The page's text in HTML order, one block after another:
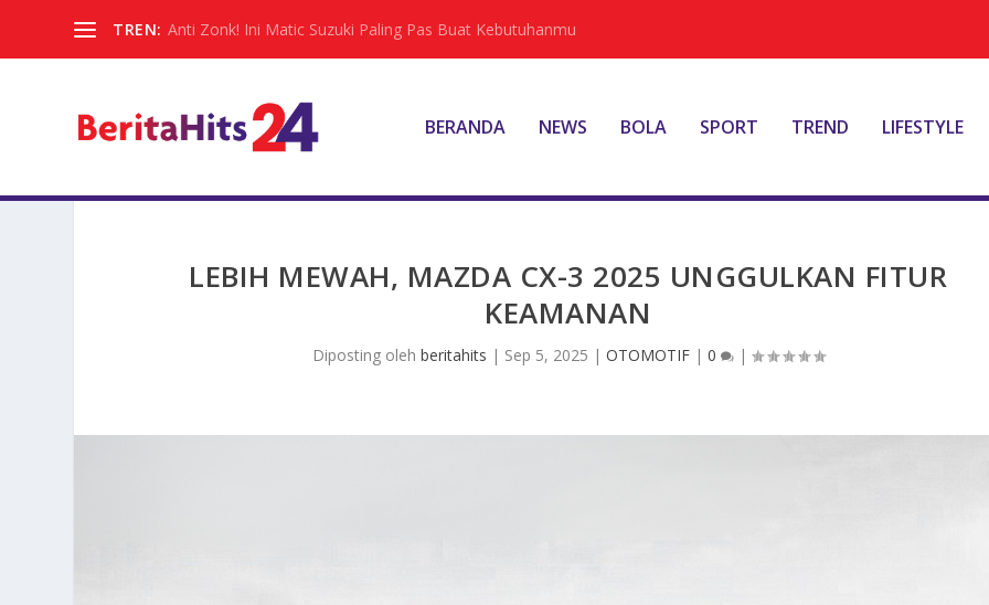
TREN: Anti Zonk! Ini Matic Suzuki Paling Pas Buat Kebutuhanmu
BERANDA NEWS BOLA SPORT TREND LIFESTYLE
LEBIH MEWAH, MAZDA CX-3 2025 UNGGULKAN FITUR
KEAMANAN
Diposting oleh beritahits | Sep 5, 2025 | OTOMOTIF| 0 |